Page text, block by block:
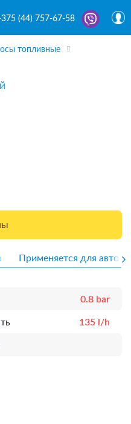
(44) 757-67-58
топливные
Применяется для авто
0.8 bar
135 l/h